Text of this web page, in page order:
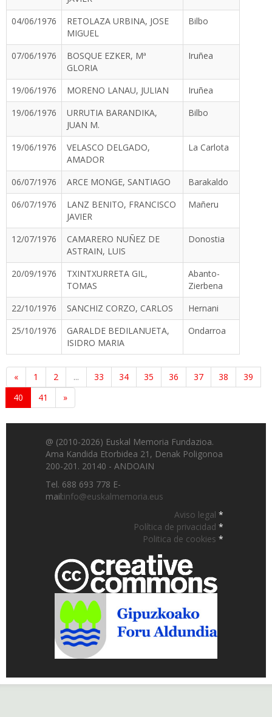
04/06/1976
RETOLAZA URBINA, JOSE
MIGUEL
Bilbo
07/06/1976
BOSQUE EZKER, Mª
GLORIA
Iruñea
19/06/1976 MORENO LANAU, JULIAN
Iruñea
19/06/1976
URRUTIA BARANDIKA,
JUAN M.
Bilbo
19/06/1976
VELASCO DELGADO,
AMADOR
La Carlota
06/07/1976 ARCE MONGE, SANTIAGO
Barakaldo
06/07/1976
LANZ BENITO, FRANCISCO
JAVIER
Mañeru
12/07/1976
CAMARERO NUÑEZ DE
ASTRAIN, LUIS
Donostia
20/09/1976
TXINTXURRETA GIL,
TOMAS
Abanto-
Zierbena
22/10/1976
SANCHIZ CORZO, CARLOS
Hernani
25/10/1976
GARALDE BEDILANUETA,
ISIDRO MARIA
Ondarroa
« 1 2 ... 33 34 35 36 37 38
39
40
41 »
@ (2010-2026) Euskal Memoria Fundazioa.
Ama Kandida Etorbidea 21, Denak Poligonoa
200-201. 20140 - ANDOAIN
Tel. 688 693 778 E-
mail:info@euskalmemoria.eus
Aviso legal *
Política de privacidad *
Politica de cookies *